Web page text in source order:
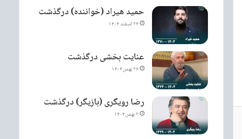
حمید هیراد (خواننده) درگذشت
۲۴ اسفند ۱۴۰۴
عنایت بخشی درگذشت
۲۶ بهمن ۱۴۰۴
رضا رویگری (بازیگر) درگذشت
۲ بهمن ۱۴۰۴